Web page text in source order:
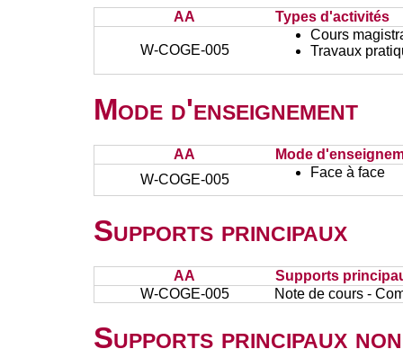
AA Types d'activités
W-COGE-005
Cours
Travaux
Mode d'enseignement
AA
Mode
W-COGE-005
Face à face
Supports principaux
AA
Supports
W-COGE-005
Note de cours -
Supports principaux